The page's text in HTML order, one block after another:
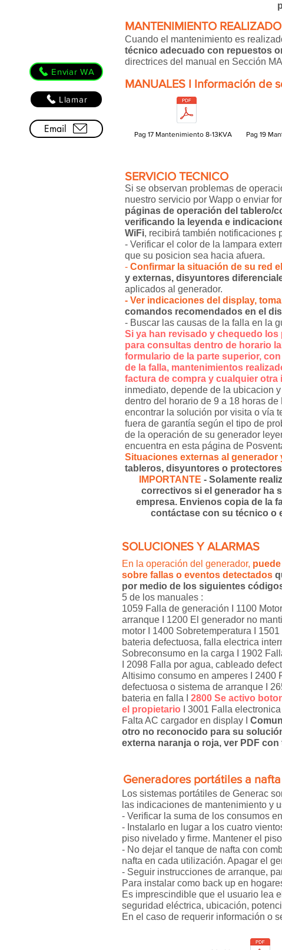
Enviar WA
Email
Llamar
MANTENIMIENTO
Cuando el mantenimiento es
técnico adecuado con repuestos
directrices del manual en Sección
MANUALES I Información de
Pag 17 Mantenimiento 8-13KVA Pag 19
SERVICIO TECNICO
Si se observan problemas de
nuestro servicio por Wapp o enviar
páginas de operación del tablero/
verificando la leyenda e
WiFi, recibirá también notificaciones
- Verificar el color de la lampara
que su posicion sea hacia afuera.
- Confirmar la situación de su red
y externas, disyuntores
aplicados al generador.
- Ver indicaciones del display,
comandos recomendados en el
- Buscar las causas de la falla en la
Si ya han revisado y chequedo los
para consultas dentro de horario
formulario de la parte superior,
de la falla, mantenimientos
factura de compra y cualquier
inmediato, depende de la ubicacion
dentro del horario de 9 a 18 horas
encontrar la solución por visita o vía
fuera de garantía según el tipo de
de la operación de su generador
encuentra en esta página de
Situaciones externas al generador
tableros, disyuntores o
IMPORTANTE - Solamente
correctivos si el generador ha
empresa. Envienos copia de la
contáctase con su técnico o
SOLUCIONES Y ALARMAS
En la operación del generador,
sobre fallas o eventos detectados
por medio de los siguientes
5 de los manuales :
1059 Falla de generación I 1100
arranque I 1200 El generador no
motor I 1400 Sobretemperatura I
bateria defectuosa, falla electrica
Sobreconsumo en la carga I 1902
I 2098 Falla por agua, cableado
Altisimo consumo en amperes I 2400
defectuosa o sistema de arranque I
bateria en falla I 2800 Se activo
el propietario I 3001 Falla
Falta AC cargador en display I
otro no reconocido para su
externa naranja o roja, ver PDF
Generadores portátiles a nafta
Los sistemas portátiles de Generac
las indicaciones de mantenimiento y
- Verificar la suma de los consumos
- Instalarlo en lugar a los cuatro
piso nivelado y firme. Mantener el
- No dejar el tanque de nafta con
nafta en cada utilización. Apagar el
- Seguir instrucciones de arranque,
Para instalar como back up en
Es imprescindible que el usuario lea
seguridad eléctrica, ubicación,
En el caso de requerir información o